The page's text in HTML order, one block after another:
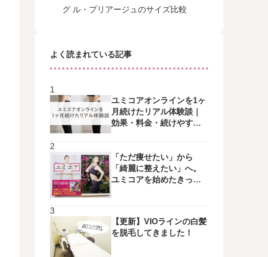
グ ル・プリアージュのサイズ比較
よく読まれている記事
ユミコアオンラインを1ヶ
月続けたリアル体験談｜
効果・料金・続けやすさ
「ただ痩せたい」から
「綺麗に整えたい」へ。
ユミコアを始めたきっか
【更新】VIOラインの白髪
を脱毛してきました！